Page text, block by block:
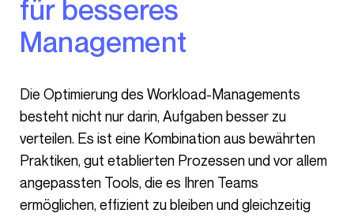
für besseres
Management
Die Optimierung des Workload-Managements
besteht nicht nur darin, Aufgaben besser zu
verteilen. Es ist eine Kombination aus bewährten
Praktiken, gut etablierten Prozessen und vor allem
angepassten Tools, die es Ihren Teams
ermöglichen, effizient zu bleiben und gleichzeitig